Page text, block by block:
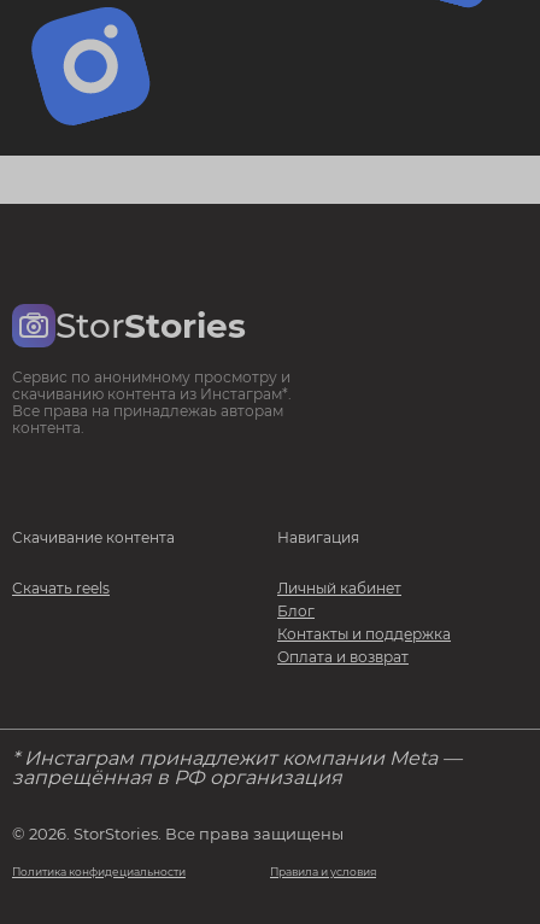
StorStories
Сервис по анонимному просмотру и
скачиванию контента из Инстаграм*.
Все права на принадлежаь авторам
контента.
Скачивание контента
Скачать reels
Навигация
Личный кабинет
Блог
Контакты и поддержка
Оплата и возврат
* Инстаграм принадлежит компании Meta —
запрещённая в РФ организация
© 2026. StorStories. Все права защищены
Политика конфидециальности Правила и условия